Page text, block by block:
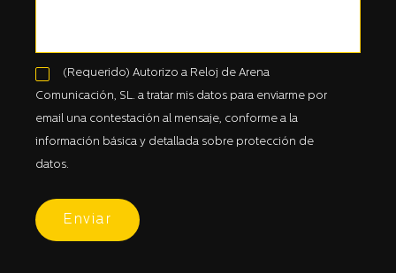
(Requerido) Autorizo a Reloj de Arena
Comunicación, SL. a tratar mis datos para enviarme por
email una contestación al mensaje, conforme a la
información básica y detallada sobre protección de
datos.